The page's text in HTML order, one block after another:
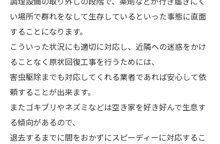
い場所で群れをなして生存しているといった事態に直面
することになります。
こういった状況にも適切に対応し、近隣への迷惑をかけ
ることなく原状回復工事を行うためには、
害虫駆除までも対応してくれる業者であれば安心して依
頼することが出来ます。
またゴキブリやネズミなどは空き家を好き好んで生息す
る傾向があるので、
退去するまでに間をおかずにスピーディーに対応するこ